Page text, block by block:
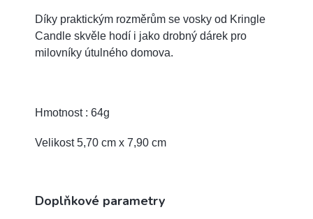
Díky praktickým rozměrům se vosky od Kringle
Candle skvěle hodí i jako drobný dárek pro
milovníky útulného domova.
Hmotnost : 64g
Velikost 5,70 cm x 7,90 cm
Doplňkové parametry